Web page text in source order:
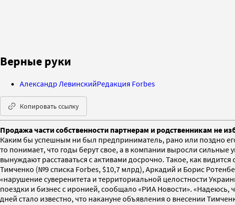
Верные руки
Александр ЛевинскийРедакция Forbes
Копировать ссылку
Продажа части собственности партнерам и родственникам не
Каким бы успешным ни был предприниматель, рано или поздно
то понимает, что годы берут свое, а в компании выросли сильные
вынуждают расставаться с активами досрочно. Такое, как
Тимченко (№9 списка Forbes, $10,7 млрд), Аркадий и Борис
«нарушение суверенитета и территориальной целостности
поездки и бизнес с иронией, сообщало «РИА Новости». «Надеюсь,
дней стало известно, что накануне объявления о внесении